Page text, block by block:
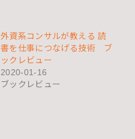
外資系コンサルが教える 読
書を仕事につなげる技術 ブ
ックレビュー
2020-01-16
ブックレビュー